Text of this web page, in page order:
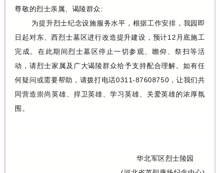
尊敬的烈士亲属、谒陵群众:
为提升烈士纪念设施服务水平，根据工作安排，我园即
日起对东、西烈士墓区进行改造提升建设，预计12月底施工
完成。在此期间烈士墓区停止一切参观、瞻仰、祭扫等活
动，请烈士家属及广大谒陵群众给予支持配合理解。如有任
何疑问或需要帮助，请拨打电话0311-87608750，让我们共
同营造崇尚英雄、捍卫英雄、学习英雄、关爱英雄的浓厚氛
围。
华北军区烈士陵园